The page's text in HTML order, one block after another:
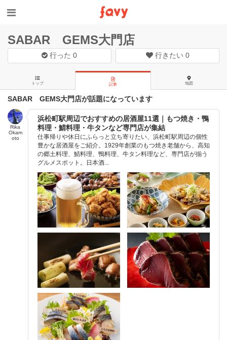
SABAR GEMS大門店
行った0 行きたい 0
トップ 記事 地図
SABAR GEMS大門店が話題になっています
Rika
Okam
oto
浜松町駅周辺でおすすめの居酒屋11選｜もつ焼き・鴨
料理・鯖料理・牛タンなど専門店が集結
仕事帰りや休日にふらっと立ち寄りたい、浜松町駅周辺の個性
豊かな居酒屋をご紹介。1929年創業のもつ焼き老舗から、高知
の郷土料理、鯖料理、鴨料理、牛タン料理など、専門店が揃う
グルメスポット。日本酒...